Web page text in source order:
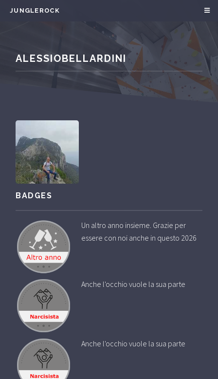
JUNGLEROCK
ALESSIOBELLARDINI
BADGES
Un altro anno insieme. Grazie per
essere con noi anche in questo 2026
Anche l'occhio vuole la sua parte
Anche l'occhio vuole la sua parte